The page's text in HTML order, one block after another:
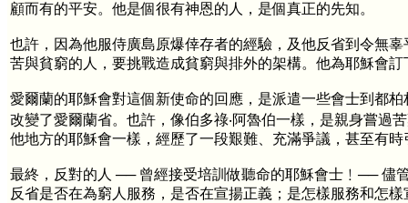
顧而有的平安。他是個很有神恩的人，是個真正的先知。
也許，因為他服侍廣島原爆倖存者的經驗，及他反省到令無
苦與貧窮的人，要挑戰造成貧窮與排外的架構。他為耶穌會
愛爾蘭的耶穌會對這個新使命的回應，是派遣一些會士到都
改變了愛爾蘭省。也許，像伯多祿‧阿魯伯一樣，是親身嘗過
他地方的耶穌會一樣，經歷了一段艱難、充滿爭議，甚至有
最終，反對的人 ── 曾經接受培訓做聽命的耶穌會士﹗── 儘
反省是否在為窮人服務，是否在宣揚正義；是怎樣服務和怎